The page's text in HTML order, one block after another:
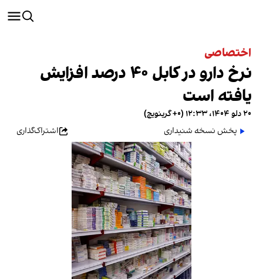
اختصاصی
نرخ دارو در کابل ۴۰ درصد افزایش
یافته است
۲۰ دلو ۱۴۰۴، ۱۲:۳۳ (‎+۰ گرینویچ)
پخش نسخه شنیداری
اشتراک‌گذاری